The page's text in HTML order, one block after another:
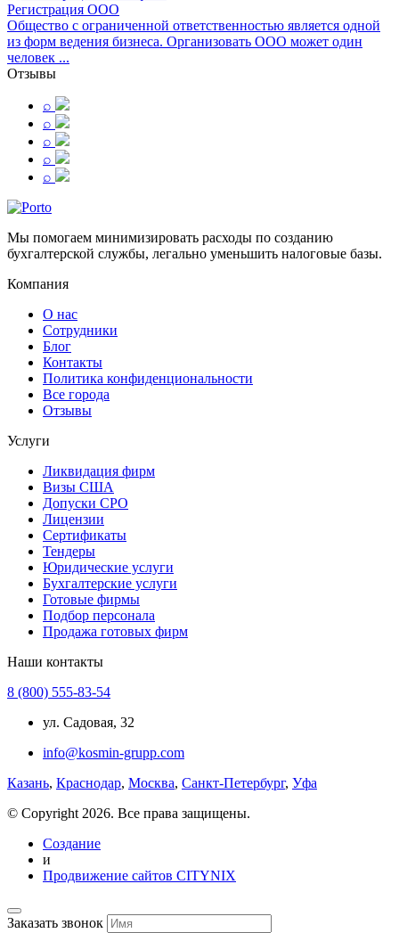
Регистрация ООО
Общество с ограниченной ответственностью является одной
из форм ведения бизнеса. Организовать ООО может один
человек ...
Отзывы
⌕
⌕
⌕
⌕
⌕
Мы помогаем минимизировать расходы по созданию
бухгалтерской службы, легально уменьшить налоговые базы.
Компания
О нас
Сотрудники
Блог
Контакты
Политика конфиденциональности
Все города
Отзывы
Услуги
Ликвидация фирм
Визы США
Допуски СРО
Лицензии
Сертификаты
Тендеры
Юридические услуги
Бухгалтерские услуги
Готовые фирмы
Подбор персонала
Продажа готовых фирм
Наши контакты
8 (800) 555-83-54
ул. Садовая, 32
info@kosmin-grupp.com
Казань, Краснодар, Москва, Санкт-Петербург, Уфа
© Copyright 2026. Все права защищены.
Создание
и
Продвижение сайтов CITYNIX
Заказать звонок